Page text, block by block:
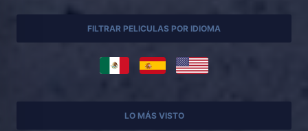
FILTRAR PELICULAS POR IDIOMA
LO MÁS VISTO